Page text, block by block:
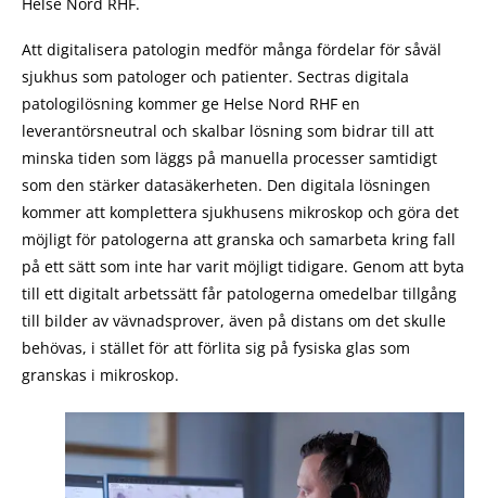
Att digitalisera patologin medför många fördelar för såväl
sjukhus som patologer och patienter. Sectras digitala
patologilösning kommer ge Helse Nord RHF en
leverantörsneutral och skalbar lösning som bidrar till att
minska tiden som läggs på manuella processer samtidigt
som den stärker datasäkerheten. Den digitala lösningen
kommer att komplettera sjukhusens mikroskop och göra det
möjligt för patologerna att granska och samarbeta kring fall
på ett sätt som inte har varit möjligt tidigare. Genom att byta
till ett digitalt arbetssätt får patologerna omedelbar tillgång
till bilder av vävnadsprover, även på distans om det skulle
behövas, i stället för att förlita sig på fysiska glas som
granskas i mikroskop.